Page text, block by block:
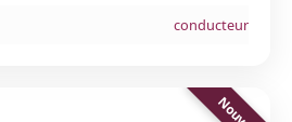
conducteur